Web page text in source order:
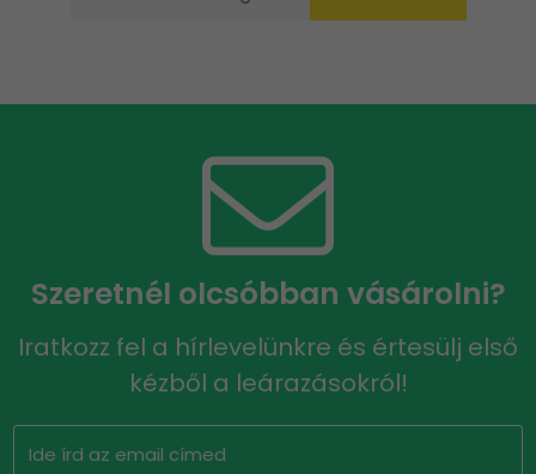
Szeretnél olcsóbban vásárolni?
Iratkozz fel a hírlevelünkre és értesülj első
kézből a leárazásokról!